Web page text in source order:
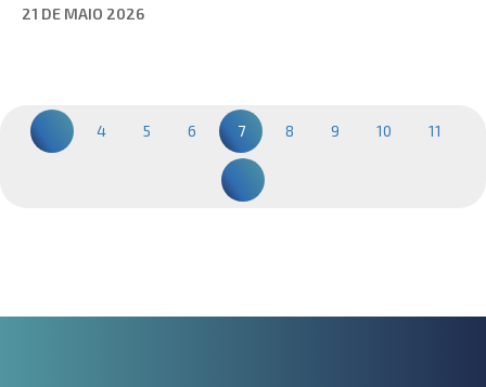
21 DE MAIO 2026
4 5 6 7 8 9 10 11